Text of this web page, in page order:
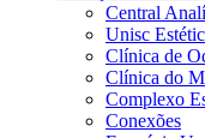
Central
Unisc
Clínica de
Clínica do
Complexo
Conexões